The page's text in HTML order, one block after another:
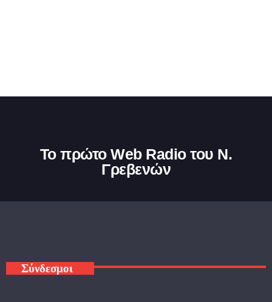
Το πρώτο Web Radio του Ν.
Γρεβενών
Σύνδεσμοι